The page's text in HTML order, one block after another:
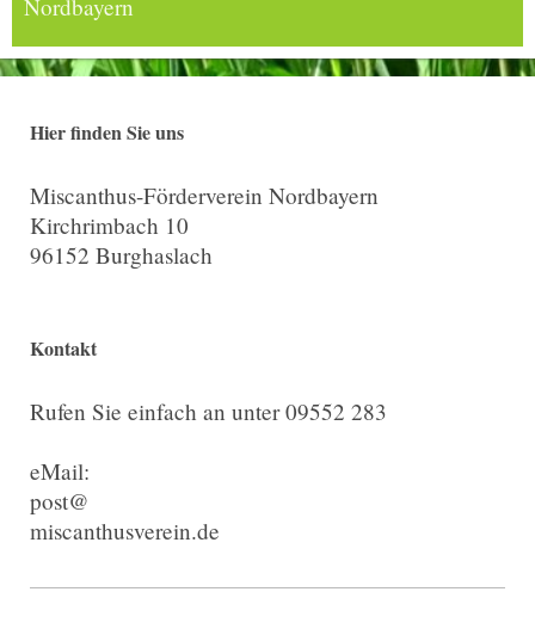
Nordbayern
Hier finden Sie uns
Miscanthus-Förderverein Nordbayern
Kirchrimbach 10
96152 Burghaslach
Kontakt
Rufen Sie einfach an unter 09552 283
eMail:
post@
miscanthusverein.de